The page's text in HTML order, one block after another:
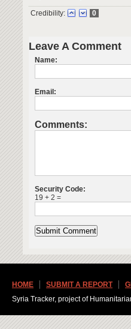
Credibility: 0
Leave A Comment
Name:
Email:
Comments:
Security Code:
19 + 2 =
HOME SUBMIT A REPORT
Syria Tracker, project of